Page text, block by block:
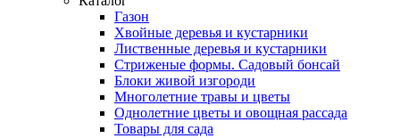
Газон
Хвойные деревья и кустарники
Лиственные деревья и кустарники
Стриженые формы. Садовый бонсай
Блоки живой изгороди
Многолетние травы и цветы
Однолетние цветы и овощная рассада
Товары для сада